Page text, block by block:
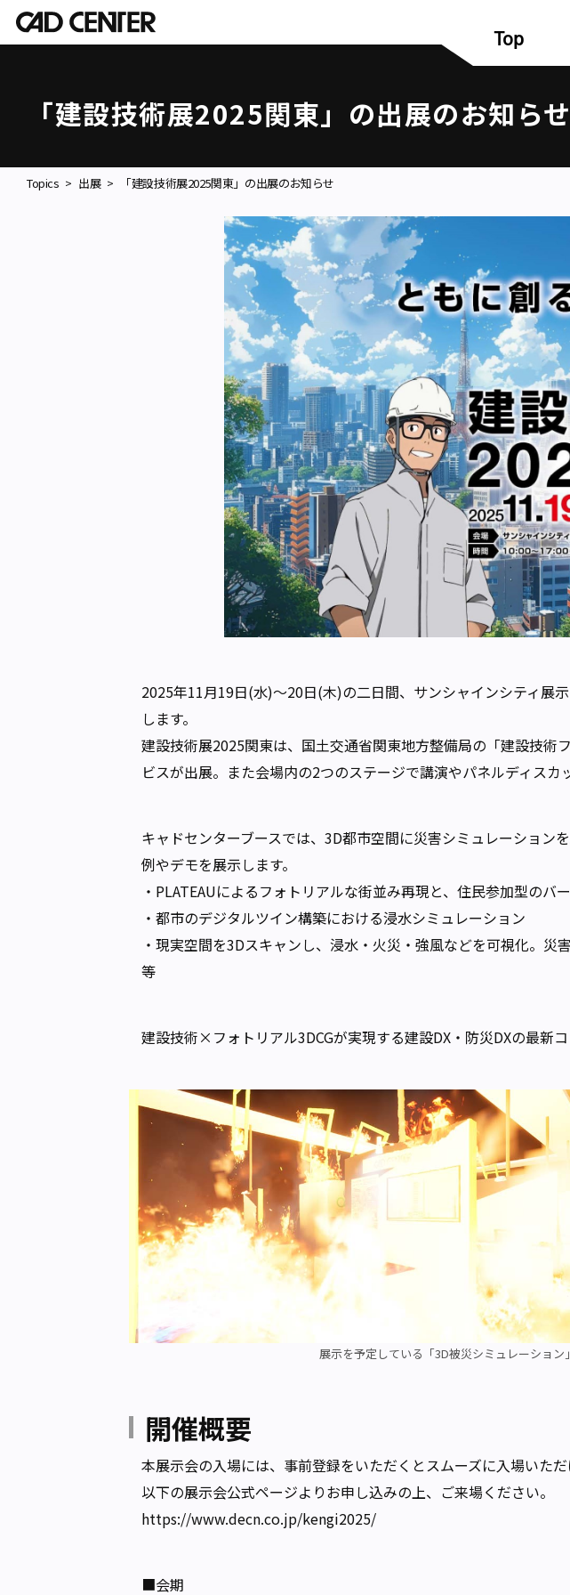
Top
「建設技術展2025関東」の出展のお知らせ
Topics 出展 「建設技術展2025関東」の出展のお知らせ
2025年11月19日(水)〜20日(木)の二日間、サンシャインシティ展
します。
建設技術展2025関東は、国⼟交通省関東地⽅整備局の「建設技
ビスが出展。また会場内の2つのステージで講演やパネルディスカ
キャドセンターブースでは、3D都市空間に災害シミュレーション
例やデモを展示します。
・PLATEAUによるフォトリアルな街並み再現と、住民参加型のバ
・都市のデジタルツイン構築における浸水シミュレーション
・現実空間を3Dスキャンし、浸水・火災・強風などを可視化。災
等
建設技術×フォトリアル3DCGが実現する建設DX・防災DXの最新
展示を予定している「3D被災シミュレーション
開催概要
本展示会の入場には、事前登録をいただくとスムーズに入場いただ
以下の展示会公式ページよりお申し込みの上、ご来場ください。
https://www.decn.co.jp/kengi2025/
■会期